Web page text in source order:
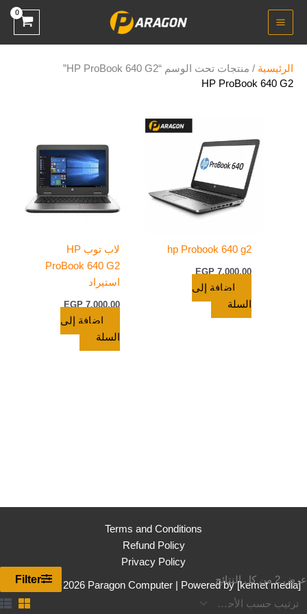
تخطي
الرئيسية / منتجات تحت الوسم “HP ProBook 640 G2”
HP ProBook 640 G2
عرض ⁦2⁩ من كل النتائج
الفرز
حسب
Filter
hp Probook 640 g2
EGP7.000,00
إضافة إلى
السلة
لاب توب HP
ProBook 640 G2
استيراد
EGP7.000,00
إضافة إلى
السلة
Terms and Conditions
Refund Policy
Privacy Policy
Copyright © 2026 Paragon Computer | Powered by [kemet media]